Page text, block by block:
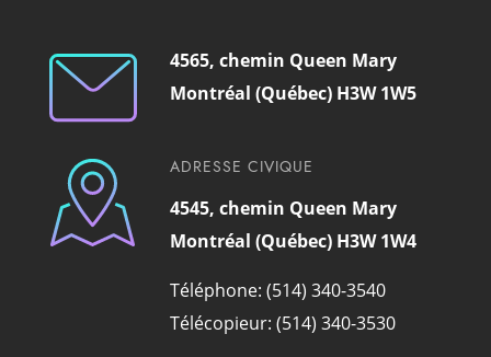
4565, chemin Queen Mary
Montréal (Québec) H3W 1W5
ADRESSE CIVIQUE
4545, chemin Queen Mary
Montréal (Québec) H3W 1W4
Téléphone: (514) 340-3540
Télécopieur: (514) 340-3530